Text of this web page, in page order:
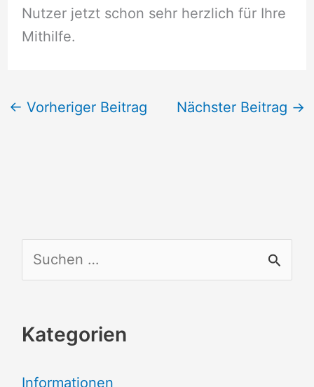
Nutzer jetzt schon sehr herzlich für Ihre
Mithilfe.
← Vorheriger Beitrag Nächster Beitrag →
u
h
Kategorien
Informationen